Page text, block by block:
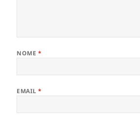
NOME *
EMAIL*